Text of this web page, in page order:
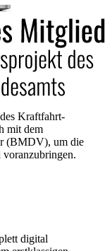
Kraftfahrt-
mit dem
(BMDV), um die
voranzubringen.
digital